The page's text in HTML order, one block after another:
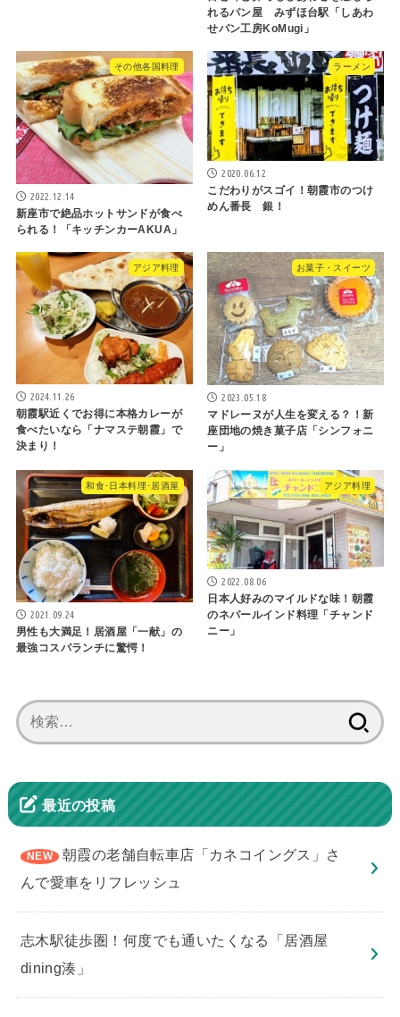
れるパン屋 みずほ台駅「しあわ
せパン工房KoMugi」
その他各国料理
2022.12.14
新座市で絶品ホットサンドが食べ
られる！「キッチンカーAKUA」
ラーメン
2020.06.12
こだわりがスゴイ！朝霞市のつけ
めん番長 銀！
アジア料理
2024.11.26
朝霞駅近くでお得に本格カレーが
食べたいなら「ナマステ朝霞」で
決まり！
お菓子・スイーツ
2023.05.18
マドレーヌが人生を変える？！新
座団地の焼き菓子店「シンフォニ
ー」
和食･日本料理･居酒屋
2021.09.24
男性も大満足！居酒屋「一献」の
最強コスパランチに驚愕！
アジア料理
2022.08.06
日本人好みのマイルドな味！朝霞
のネパールインド料理「チャンド
ニー」
索:
最近の投稿
朝霞の老舗自転車店「カネコイングス」さ
んで愛車をリフレッシュ
志木駅徒歩圏！何度でも通いたくなる「居酒屋
dining湊」